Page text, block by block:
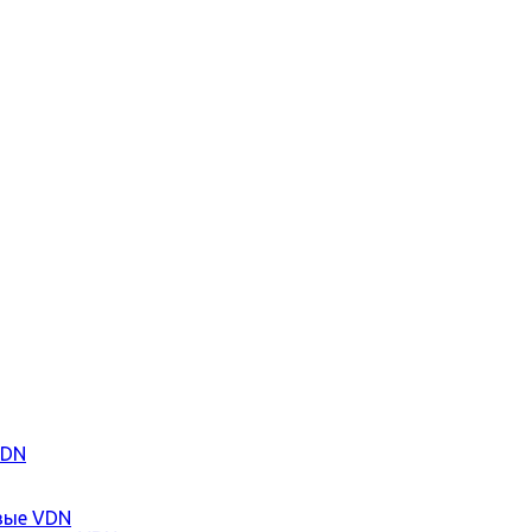
VDN